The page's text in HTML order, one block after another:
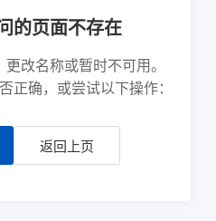
的页面不存在
改名称或暂时不可用。
正确，或尝试以下操作：
返回上页